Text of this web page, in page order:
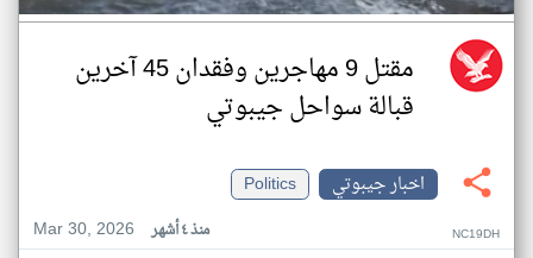
مقتل 9 مهاجرين وفقدان 45 آخرين
قبالة سواحل جيبوتي
اخبار جيبوتي
Politics
Mar 30, 2026
منذ ٤ أشهر NC19DH